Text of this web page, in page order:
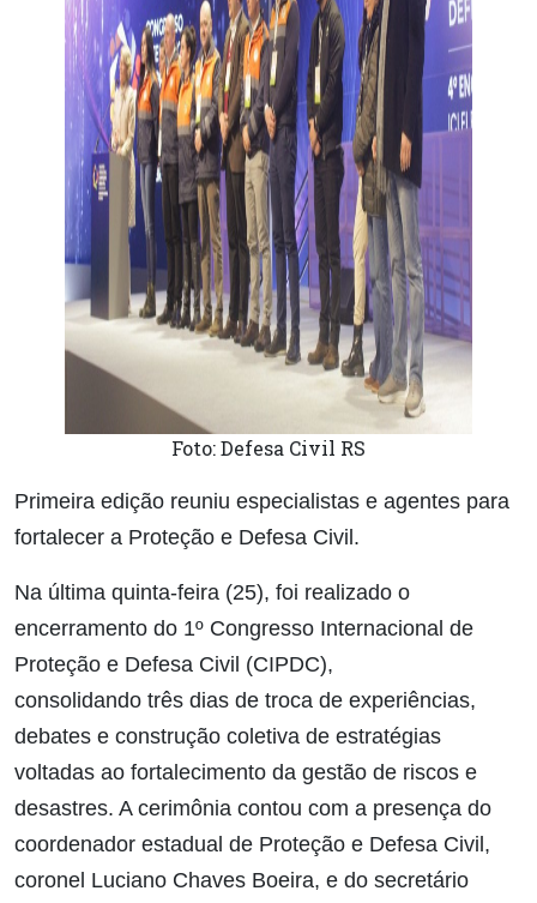
Foto: Defesa Civil RS
Primeira edição reuniu especialistas e agentes para
fortalecer a Proteção e Defesa Civil.
Na última quinta-feira (25), foi realizado o
encerramento do 1º Congresso Internacional de
Proteção e Defesa Civil (CIPDC),
consolidando três dias de troca de experiências,
debates e construção coletiva de estratégias
voltadas ao fortalecimento da gestão de riscos e
desastres. A cerimônia contou com a presença do
coordenador estadual de Proteção e Defesa Civil,
coronel Luciano Chaves Boeira, e do secretário